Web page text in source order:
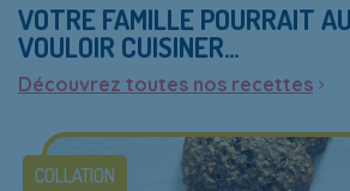
VOTRE FAMILLE POURRAIT
VOULOIR CUISINER…
Découvrez toutes nos recettes
COLLATION